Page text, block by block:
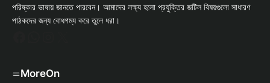
পরিষ্কার ভাষায় জানতে পারবেন। আমাদের লক্ষ্য হলো প্রযুক্তির জটিল বিষয়গুলো সাধারণ
পাঠকদের জন্য বোধগম্য করে তুলে ধরা।
MoreOn